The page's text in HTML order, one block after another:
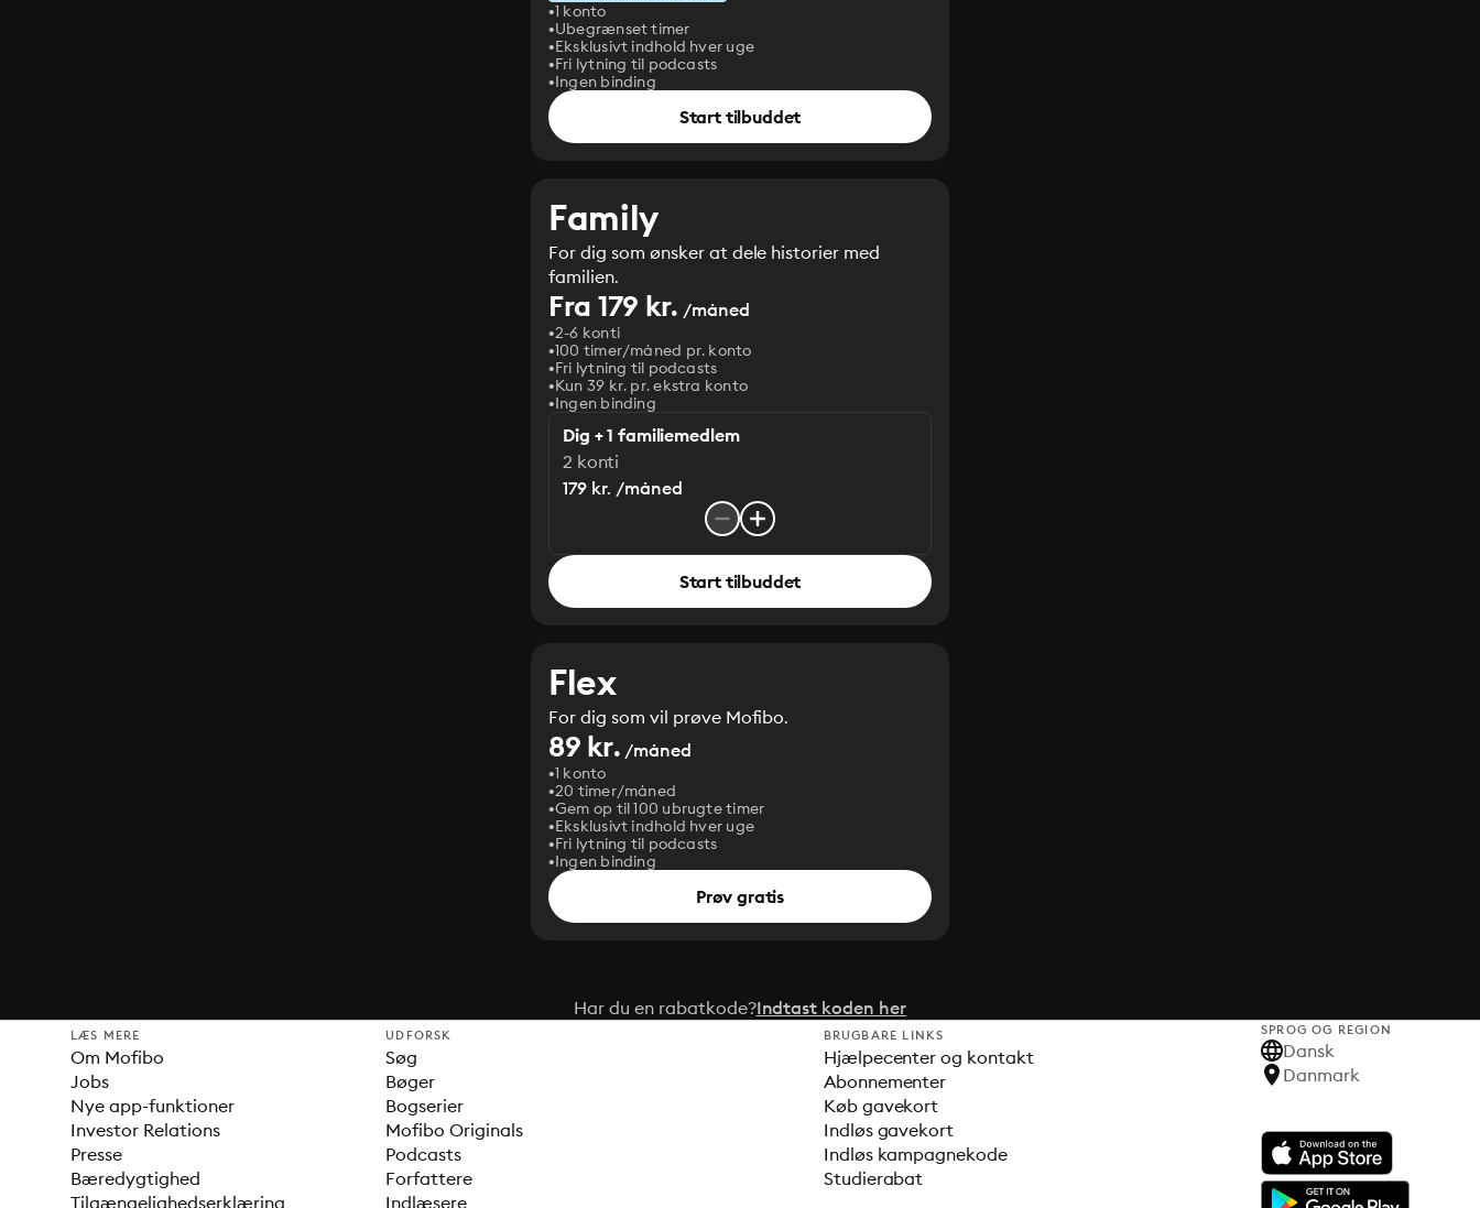
1 konto
Ubegrænset timer
Eksklusivt indhold hver uge
Fri lytning til podcasts
Ingen binding
Start tilbuddet
Family
For dig som ønsker at dele historier med
familien.
Fra 179 kr. /måned
2-6 konti
100 timer/måned pr. konto
Fri lytning til podcasts
Kun 39 kr. pr. ekstra konto
Ingen binding
Dig + 1 familiemedlem
2 konti
179 kr. /måned
Start tilbuddet
Flex
For dig som vil prøve Mofibo.
89 kr. /måned
1 konto
20 timer/måned
Gem op til 100 ubrugte timer
Eksklusivt indhold hver uge
Fri lytning til podcasts
Ingen binding
Prøv gratis
Har du en rabatkode?Indtast koden her
LÆS MERE
Om Mofibo
Jobs
Nye app-funktioner
Investor Relations
Presse
Bæredygtighed
Tilgængelighedserklæring
UDFORSK
Søg
Bøger
Bogserier
Mofibo Originals
Podcasts
Forfattere
Indlæsere
BRUGBARE LINKS
Hjælpecenter og kontakt
Abonnementer
Køb gavekort
Indløs gavekort
Indløs kampagnekode
Studierabat
SPROG OG REGION
Dansk
Danmark